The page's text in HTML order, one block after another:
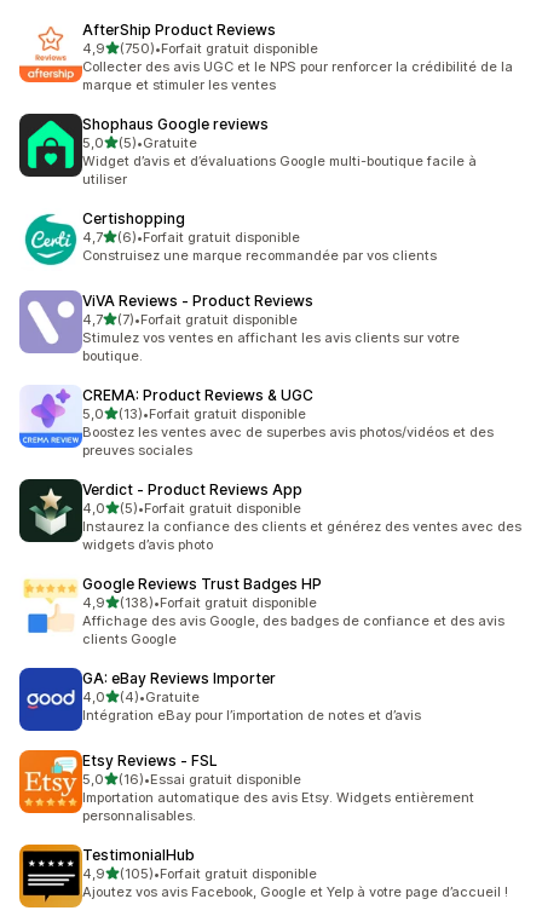
AfterShip Product Reviews
4,9étoile(s) sur 5
(750)
750 avis au total
•Forfait gratuit disponible
Collecter des avis UGC et le NPS pour renforcer la crédibilité de la
marque et stimuler les ventes
Shophaus Google reviews
5,0étoile(s) sur 5
(5)
5 avis au total
•Gratuite
Widget d’avis et d’évaluations Google multi-boutique facile à
utiliser
Certishopping
4,7étoile(s) sur 5
(6)
6 avis au total
•Forfait gratuit disponible
Construisez une marque recommandée par vos clients
ViVA Reviews ‑ Product Reviews
4,7étoile(s) sur 5
(7)
7 avis au total
•Forfait gratuit disponible
Stimulez vos ventes en affichant les avis clients sur votre
boutique.
CREMA: Product Reviews & UGC
5,0étoile(s) sur 5
(13)
13 avis au total
•Forfait gratuit disponible
Boostez les ventes avec de superbes avis photos/vidéos et des
preuves sociales
Verdict ‑ Product Reviews App
4,0étoile(s) sur 5
(5)
5 avis au total
•Forfait gratuit disponible
Instaurez la confiance des clients et générez des ventes avec des
widgets d’avis photo
Google Reviews Trust Badges HP
4,9étoile(s) sur 5
(138)
138 avis au total
•Forfait gratuit disponible
Affichage des avis Google, des badges de confiance et des avis
clients Google
GA: eBay Reviews Importer
4,0étoile(s) sur 5
(4)
4 avis au total
•Gratuite
Intégration eBay pour l’importation de notes et d’avis
Etsy Reviews ‑ FSL
5,0étoile(s) sur 5
(16)
16 avis au total
•Essai gratuit disponible
Importation automatique des avis Etsy. Widgets entièrement
personnalisables.
TestimonialHub
4,9étoile(s) sur 5
(105)
105 avis au total
•Forfait gratuit disponible
Ajoutez vos avis Facebook, Google et Yelp à votre page d’accueil !